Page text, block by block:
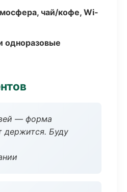
чай/кофе, Wi-
одноразовые
— форма
держится. Буду